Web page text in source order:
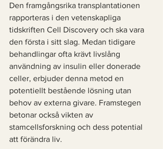
Den framgångsrika transplantationen
rapporteras i den vetenskapliga
tidskriften Cell Discovery och ska vara
den första i sitt slag. Medan tidigare
behandlingar ofta krävt livslång
användning av insulin eller donerade
celler, erbjuder denna metod en
potentiellt bestående lösning utan
behov av externa givare. Framstegen
betonar också vikten av
stamcellsforskning och dess potential
att förändra liv.